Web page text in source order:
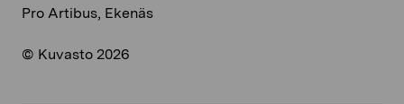
Pro Artibus, Ekenäs
© Kuvasto 2026